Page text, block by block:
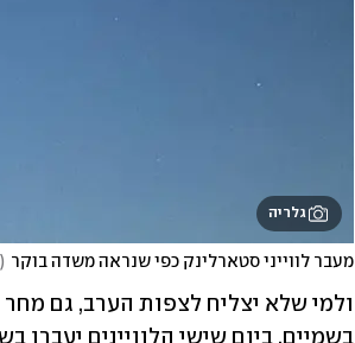
גלריה
מעבר לווייני סטארלינק כפי שנראה משדה בוקר (